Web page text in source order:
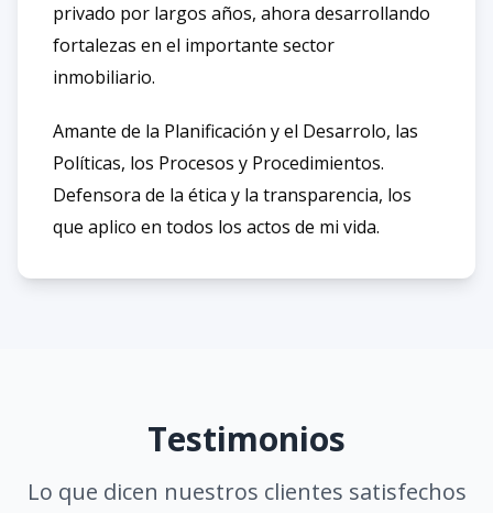
privado por largos años, ahora desarrollando
fortalezas en el importante sector
inmobiliario.
Amante de la Planificación y el Desarrolo, las
Políticas, los Procesos y Procedimientos.
Defensora de la ética y la transparencia, los
que aplico en todos los actos de mi vida.
Testimonios
Lo que dicen nuestros clientes satisfechos